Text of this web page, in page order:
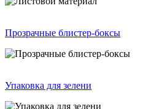
Прозрачные блистер-боксы
Упаковка для зелени